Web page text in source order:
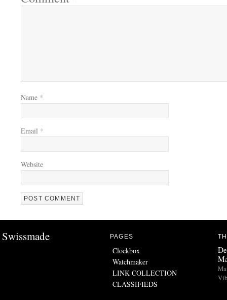
Name *
Email *
Website
Swissmade PAGES
Clockbox
Watchmaker
LINK COLLECTION
CLASSIFIEDS